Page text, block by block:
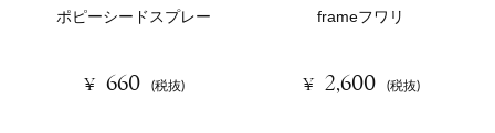
ポピーシードスプレー
¥ 660 (税抜)
frameフワリ
¥ 2,600 (税抜)